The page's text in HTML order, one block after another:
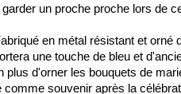
un proche proche lors de
en métal résistant et orné
une touche de bleu et
plus d'orner les bouquets de
comme souvenir après la